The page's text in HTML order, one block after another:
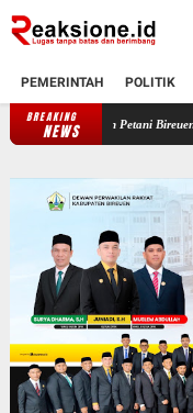
PEMERINTAH POLITIK
BREAKING
NEWS
Bangkitkan Petani Bireuen